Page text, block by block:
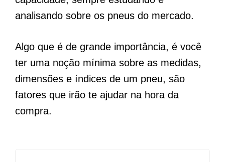
analisando sobre os pneus do mercado.
Algo que é de grande importância, é você
ter uma noção mínima sobre as medidas,
dimensões e índices de um pneu, são
fatores que irão te ajudar na hora da
compra.